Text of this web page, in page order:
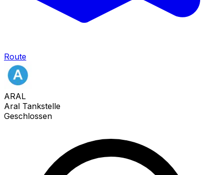
Route
ARAL
Aral Tankstelle
Geschlossen